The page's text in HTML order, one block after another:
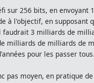
sur 256 bits, en envoyant
à l'objectif, en supposant
faudrait 3 milliards de
milliards de milliards de
pour les passer tous.
pas moyen, en pratique